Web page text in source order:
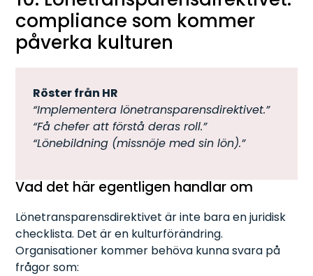
compliance som kommer
påverka kulturen
Röster från HR
“Implementera lönetransparensdirektivet.”
“Få chefer att förstå deras roll.”
“Lönebildning (missnöje med sin lön).”
Vad det här egentligen handlar om
Lönetransparensdirektivet är inte bara en juridisk
checklista. Det är en kulturförändring.
Organisationer kommer behöva kunna svara på
frågor som: